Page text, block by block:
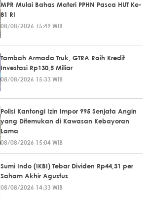
MPR Mulai Bahas Materi PPHN Pasca HUT Ke-
81 RI
08/08/2026 15:49 WIB
Tambah Armada Truk, GTRA Raih Kredit
Investasi Rp130,5 Miliar
08/08/2026 15:33 WIB
Polisi Kantongi Izin Impor 995 Senjata Angin
yang Ditemukan di Kawasan Kebayoran
Lama
08/08/2026 15:04 WIB
Sumi Indo (IKBI) Tebar Dividen Rp44,31 per
Saham Akhir Agustus
08/08/2026 14:33 WIB